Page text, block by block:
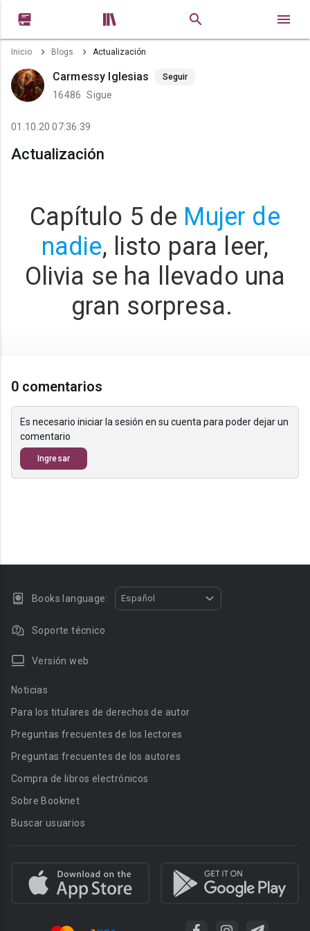
 
Inicio Blogs Actualización
Carmessy Iglesias Seguir
16486 Sigue
01.10.20 07:36:39
Actualización
Capítulo 5 de Mujer de
nadie, listo para leer,
Olivia se ha llevado una
gran sorpresa.
0 comentarios
Es necesario iniciar la sesión en su cuenta para poder dejar un
comentario
Ingresar
Books language: Español
Soporte técnico
Versión web
Noticias
Para los titulares de derechos de autor
Preguntas frecuentes de los lectores
Preguntas frecuentes de los autores
Compra de libros electrónicos
Sobre Booknet
Buscar usuarios